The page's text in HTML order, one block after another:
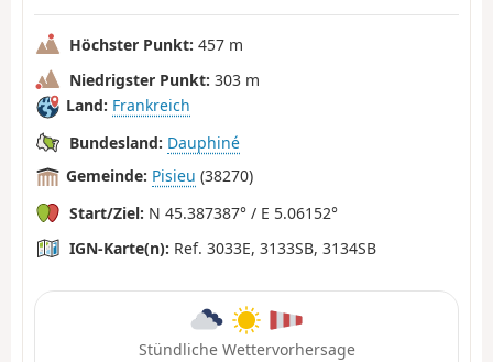
Höchster Punkt: 457 m
Niedrigster Punkt: 303 m
Land: Frankreich
Bundesland: Dauphiné
Gemeinde: Pisieu (38270)
Start/Ziel: N 45.387387° / E 5.06152°
IGN-Karte(n): Ref. 3033E, 3133SB, 3134SB
Stündliche Wettervorhersage